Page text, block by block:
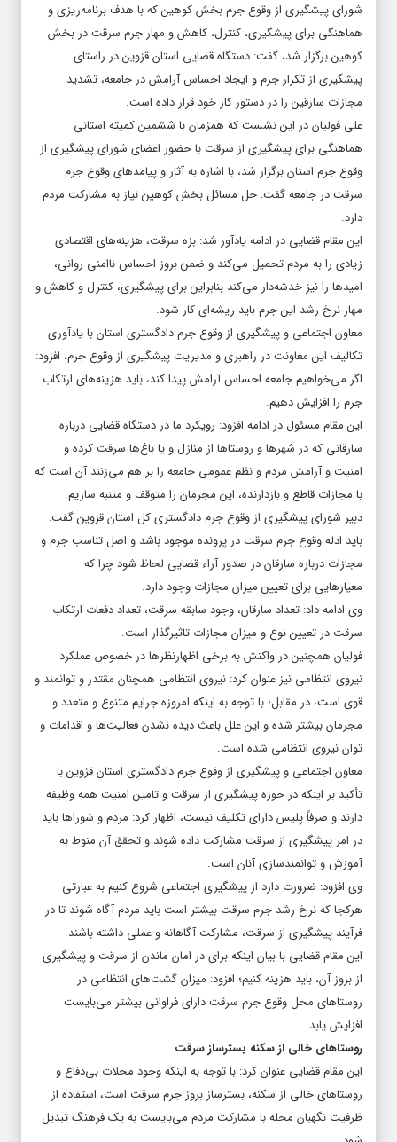
شورای پیشگیری از وقوع جرم بخش کوهین که با هدف برنامه‌ریزی و
هماهنگی برای پیشگیری، کنترل، کاهش و مهار جرم سرقت در بخش
کوهین برگزار شد، گفت: دستگاه قضایی استان قزوین در راستای
پیشگیری از تکرار جرم و ایجاد احساس آرامش در جامعه، تشدید
مجازات سارقین را در دستور کار خود قرار داده است.
علی فولیان در این نشست که همزمان با ششمین کمیته استانی
هماهنگی برای پیشگیری از سرقت با حضور اعضای شورای پیشگیری از
وقوع جرم استان برگزار شد، با اشاره به آثار و پیامدهای وقوع جرم
سرقت در جامعه گفت: حل مسائل بخش کوهین نیاز به مشارکت مردم
دارد.
این مقام قضایی در ادامه یادآور شد: بزه سرقت، هزینه‌های اقتصادی
زیادی را به مردم تحمیل می‌کند و ضمن بروز احساس ناامنی روانی،
امیدها را نیز خدشه‌دار می‌کند بنابراین برای پیشگیری، کنترل و کاهش و
مهار نرخ رشد این جرم باید ریشه‌ای کار شود.
معاون اجتماعی و پیشگیری از وقوع جرم دادگستری استان با یادآوری
تکالیف این معاونت در راهبری و مدیریت پیشگیری از وقوع جرم، افزود:
اگر می‌خواهیم جامعه احساس آرامش پیدا کند، باید هزینه‌های ارتکاب
جرم را افزایش دهیم.
این مقام مسئول در ادامه افزود: رویکرد ما در دستگاه قضایی درباره
سارقانی که در شهرها و روستا‌ها از منازل و یا باغ‌ها سرقت کرده و
امنیت و آرامش مردم و نظم عمومی جامعه را بر هم می‌زنند آن است که
با مجازات قاطع و بازدارنده، این مجرمان را متوقف و متنبه سازیم.
دبیر شورای پیشگیری از وقوع جرم دادگستری کل استان قزوین گفت:
باید ادله وقوع جرم سرقت در پرونده موجود باشد و اصل تناسب جرم و
مجازات درباره سارقان در صدور آراء قضایی لحاظ شود چرا که
معیارهایی برای تعیین میزان مجازات وجود دارد.
وی ادامه داد: تعداد سارقان، وجود سابقه سرقت، تعداد دفعات ارتکاب
سرقت در تعیین نوع و میزان مجازات تاثیرگذار است.
فولیان همچنین در واکنش به برخی اظهارنظرها در خصوص عملکرد
نیروی انتظامی نیز عنوان کرد: نیروی انتظامی همچنان مقتدر و توانمند و
قوی است، در مقابل؛ با توجه به اینکه امروزه جرایم متنوع و متعدد و
مجرمان بیشتر شده‌ و این علل باعث دیده نشدن فعالیت‌ها و اقدامات و
توان نیروی انتظامی شده است.
معاون اجتماعی و پیشگیری از وقوع جرم دادگستری استان قزوین با
تأکید بر اینکه در حوزه پیشگیری از سرقت و تامین امنیت همه وظیفه
دارند و صرفاً پلیس دارای تکلیف نیست، اظهار کرد: مردم و شوراها باید
در امر پیشگیری از سرقت مشارکت داده شوند و تحقق آن منوط به
آموزش و توانمندسازی آنان است.
وی افزود: ضرورت دارد از پیشگیری اجتماعی شروع کنیم به عبارتی
هرکجا که نرخ رشد جرم سرقت بیشتر است باید مردم آگاه شوند تا در
فرآیند پیشگیری از سرقت، مشارکت آگاهانه و عملی داشته باشند.
این مقام قضایی با بیان اینکه برای در امان ماندن از سرقت و پیشگیری
از بروز آن، باید هزینه کنیم؛ افزود: میزان گشت‌های انتظامی در
روستاهای محل وقوع جرم سرقت دارای فراوانی بیشتر می‌بایست
افزایش یابد.
روستاهای خالی از سکنه بسترساز سرقت
این مقام قضایی عنوان کرد: با توجه به اینکه وجود محلات بی‌دفاع و
روستاهای خالی از سکنه، بسترساز بروز جرم سرقت است، استفاده از
ظرفیت نگهبان محله با مشارکت مردم می‌بایست به یک فرهنگ تبدیل